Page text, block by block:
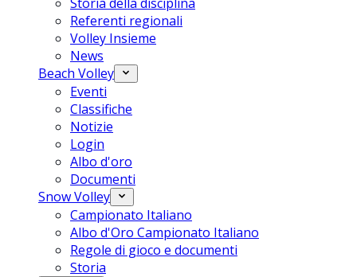
Referenti regionali
Volley Insieme
News
Beach Volley
Eventi
Classifiche
Notizie
Login
Albo d'oro
Documenti
Snow Volley
Campionato Italiano
Albo d'Oro Campionato Italiano
Regole di gioco e documenti
Storia